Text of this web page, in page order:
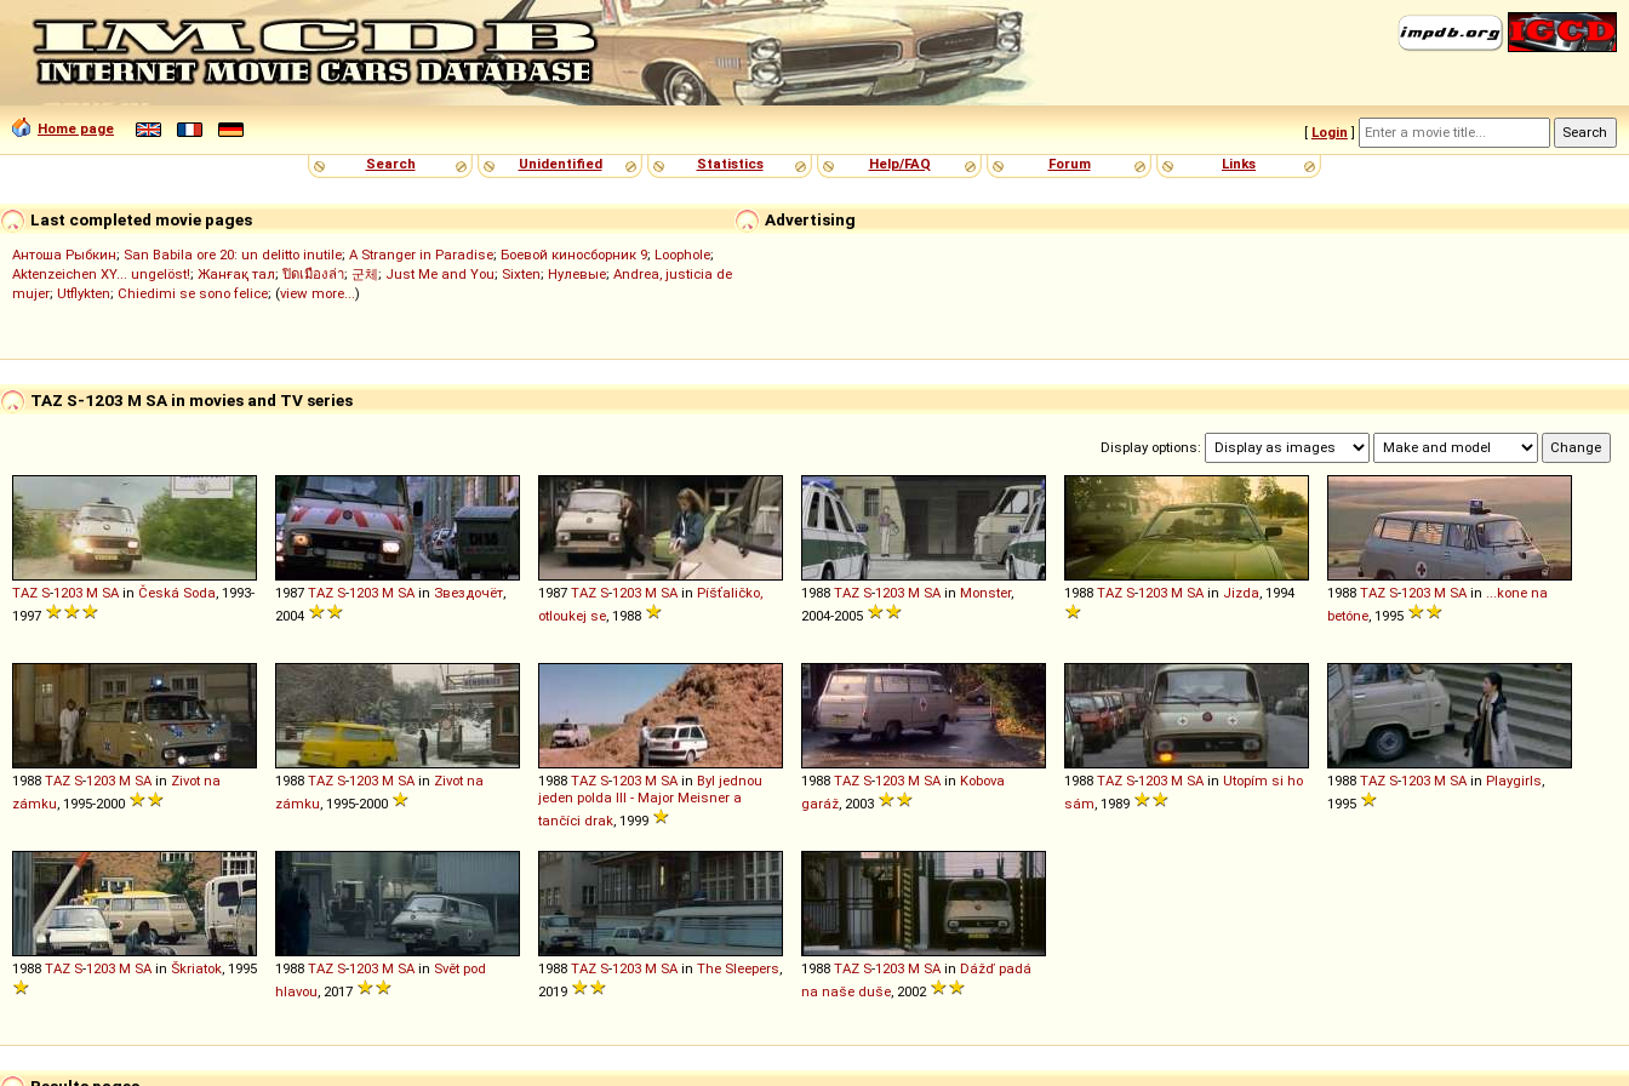
Home page [ Login ]
Search
Unidentified Statistics Help/FAQ Forum Links
Advertising
Last completed movie pages
Антоша Рыбкин; San Babila ore 20: un delitto inutile; A Stranger in Paradise; Боевой киносборник 9; Loophole;
Aktenzeichen XY... ungelöst!; Жанғақ тал; ปิดเมืองล่า; 군체; Just Me and You; Sixten; Нулевые; Andrea, justicia de
mujer; Utflykten; Chiedimi se sono felice; (view more...)
TAZ S-1203 M SA in movies and TV series
Display options:
TAZ S-1203 M SA in Česká Soda , 1993-
1997
1987 TAZ S-1203 M SA in Звездочёт
2004
1987 TAZ S-1203 M SA in Píšťaličko,
otloukej se , 1988
1988 TAZ S-1203 M SA in Monster,
2004-2005
1988 TAZ S-1203 M SA in Jizda , 1994 1988 TAZ S-1203 M SA in
...kone na
betóne , 1995
1988 TAZ S-1203 M SA in Zivot na
zámku , 1995-2000
1988 TAZ S-1203 M SA in Zivot na
zámku , 1995-2000
1988 TAZ S-1203 M SA in Byl jednou
jeden polda III - Major Meisner a
tančíci drak , 1999
1988 TAZ S-1203 M SA in Kobova
garáž , 2003
1988 TAZ S-1203 M SA in Utopím si ho
sám , 1989
1988 TAZ S-1203 M SA in Playgirls
1995
1988 TAZ S-1203 M SA in Škriatok , 1995 1988 TAZ S-1203 M SA in Svět pod
hlavou , 2017
1988 TAZ S-1203 M SA in The Sleepers
2019
1988 TAZ S-1203 M SA in Dážď padá
na naše duše , 2002